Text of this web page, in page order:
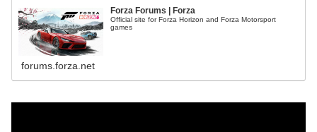
Forza Forums | Forza
Official site for Forza Horizon and Forza Motorsport
games
forums.forza.net